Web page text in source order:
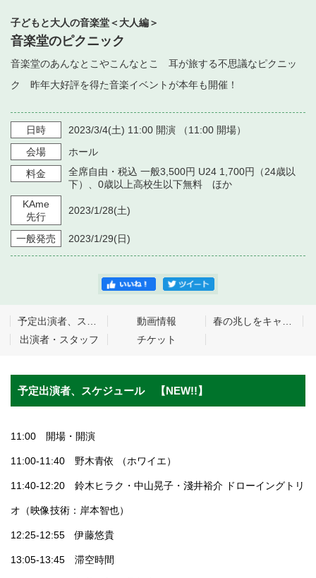
子どもと大人の音楽堂＜大人編＞
音楽堂のピクニック
音楽堂のあんなとこやこんなとこ 耳が旅する不思議なピクニッ
ク 昨年大好評を得た音楽イベントが本年も開催！
日時 2023/3/4(土) 11:00 開演 （11:00 開場）
会場
ホール
料金
全席自由・税込 一般3,500円 U24 1,700円（24歳以
下）、0歳以上高校生以下無料 ほか
KAme
先行
2023/1/28(土)
一般発売 2023/1/29(日)
予定出演者、スケジュール 【NEW!!】 動画情報
春の兆しをキャッチして 隣りの宇宙でピクニック
出演者・スタッフ
チケット
予定出演者、スケジュール 【NEW!!】
11:00 開場・開演
11:00-11:40 野木青依 （ホワイエ）
11:40-12:20 鈴木ヒラク・中山晃子・淺井裕介 ドローイングトリ
オ（映像技術：岸本智也）
12:25-12:55 伊藤悠貴
13:05-13:45 滞空時間